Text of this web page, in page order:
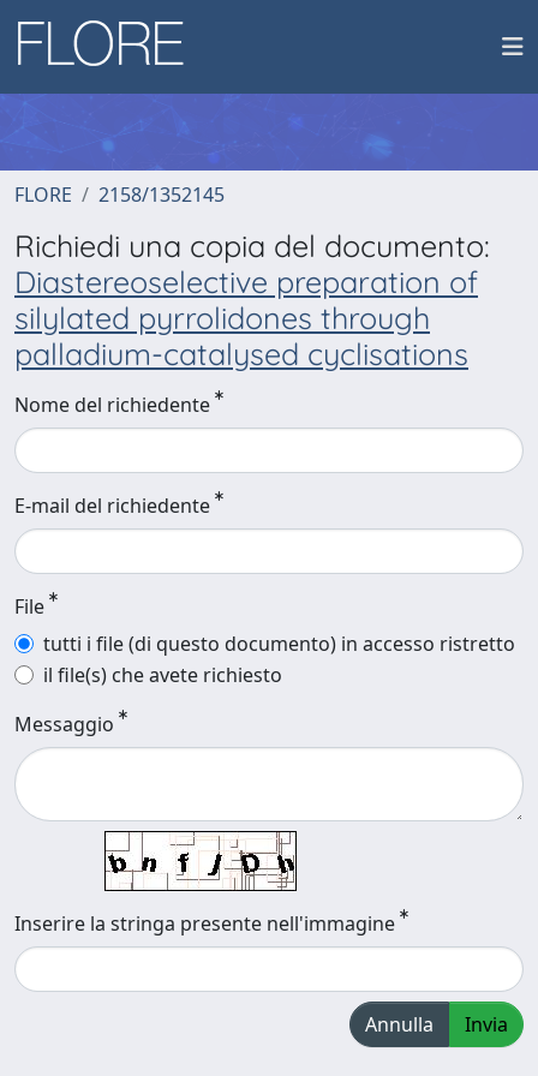
FLORE 2158/1352145
Richiedi una copia del documento:
Diastereoselective preparation of
silylated pyrrolidones through
palladium-catalysed cyclisations
Nome del richiedente
E-mail del richiedente
File
tutti i file (di questo documento) in accesso ristretto
il file(s) che avete richiesto
Messaggio
Inserire la stringa presente nell'immagine
Annulla Invia